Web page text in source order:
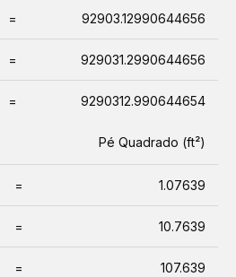
= 92903.12990644656
= 929031.2990644656
= 9290312.990644654
Pé Quadrado (ft²)
= 1.07639
= 10.7639
= 107.639